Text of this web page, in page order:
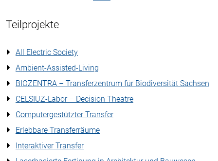
Teilprojekte
All Electric Society
Ambient-Assisted-Living
BIOZENTRA – Transferzentrum für Biodiversität Sachsen
CELSIUZ-Labor – Decision Theatre
Computergestützter Transfer
Erlebbare Transferräume
Interaktiver Transfer